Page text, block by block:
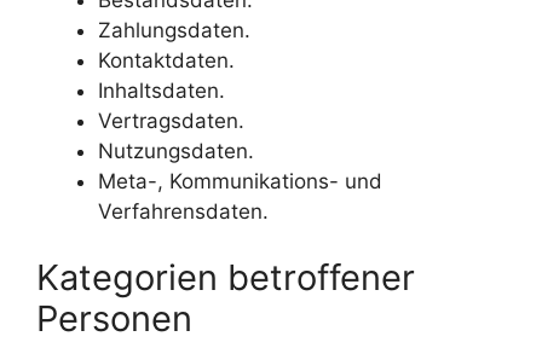
Zahlungsdaten.
Kontaktdaten.
Inhaltsdaten.
Vertragsdaten.
Nutzungsdaten.
Meta-, Kommunikations- und
Verfahrensdaten.
Kategorien betroffener
Personen